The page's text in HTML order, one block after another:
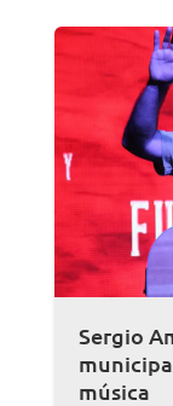
Sergio
música